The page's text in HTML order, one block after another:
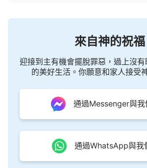
來自神的祝福
迎接到主有機會擺脫罪惡，過上沒
的美好生活。你願意和家人接受
通過Messenger與我
通過WhatsApp與我